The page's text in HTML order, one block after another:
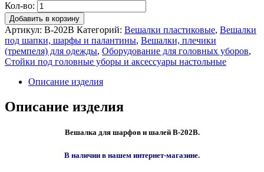
Кол-во:
Добавить в корзину
Артикул: В-202В Категорий: Вешалки пластиковые, Вешалки
под шапки, шарфы и палантины, Вешалки, плечики
(тремпеля) для одежды, Оборудование для головных уборов,
Стойки под головные уборы и аксесcуары настольные
Описание изделия
Описание изделия
Вешалка для шарфов и шалей В-202В.
В наличии в нашем интернет-магазине.